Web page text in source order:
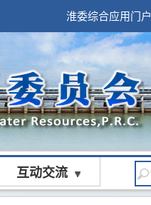
淮委综合应用门户
互动交流